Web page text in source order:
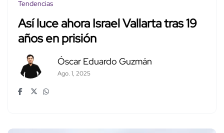
Tendencias
Así luce ahora Israel Vallarta tras 19
años en prisión
Óscar Eduardo Guzmán
Ago. 1, 2025